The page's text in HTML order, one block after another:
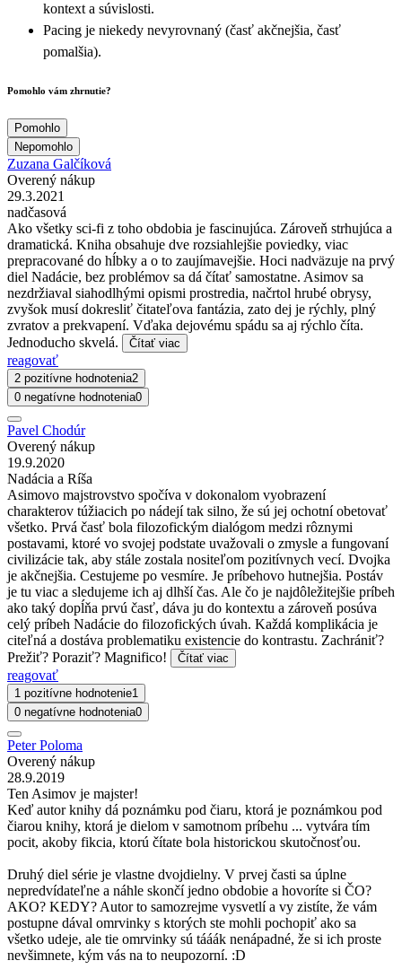
kontext a súvislosti.
Pacing je niekedy nevyrovnaný (časť akčnejšia, časť
pomalšia).
Pomohlo vám zhrnutie?
Pomohlo
Nepomohlo
Zuzana Galčíková
Overený nákup
29.3.2021
nadčasová
Ako všetky sci-fi z toho obdobia je fascinujúca. Zároveň strhujúca a
dramatická. Kniha obsahuje dve rozsiahlejšie poviedky, viac
prepracované do hĺbky a o to zaujímavejšie. Hoci nadväzuje na prvý
diel Nadácie, bez problémov sa dá čítať samostatne. Asimov sa
nezdržiaval siahodlhými opismi prostredia, načrtol hrubé obrysy,
zvyšok musí dokresliť čitateľova fantázia, zato dej je rýchly, plný
zvratov a prekvapení. Vďaka dejovému spádu sa aj rýchlo číta.
Jednoducho skvelá.
Čítať viac
reagovať
2 pozitívne hodnotenia2
0 negatívne hodnotenia0
Pavel Chodúr
Overený nákup
19.9.2020
Nadácia a Ríša
Asimovo majstrovstvo spočíva v dokonalom vyobrazení
charakterov túžiacich po nádejí tak silno, že sú jej ochotní obetovať
všetko. Prvá časť bola filozofickým dialógom medzi rôznymi
postavami, ktoré vo svojej podstate uvažovali o zmysle a fungovaní
civilizácie tak, aby stále zostala nositeľom pozitívnych vecí. Dvojka
je akčnejšia. Cestujeme po vesmíre. Je príbehovo hutnejšia. Postáv
je tu viac a sledujeme ich aj dlhší čas. Ale čo je najdôležitejšie príbeh
ako taký dopĺňa prvú časť, dáva ju do kontextu a zároveň posúva
celý príbeh Nadácie do filozofických úvah. Každá komplikácia je
citeľná a dostáva problematiku existencie do kontrastu. Zachrániť?
Prežiť? Poraziť? Magnifico!
Čítať viac
reagovať
1 pozitívne hodnotenie1
0 negatívne hodnotenia0
Peter Poloma
Overený nákup
28.9.2019
Ten Asimov je majster!
Keď autor knihy dá poznámku pod čiaru, ktorá je poznámkou pod
čiarou knihy, ktorá je dielom v samotnom príbehu ... vytvára tím
pocit, akoby fikcia, ktorú čítate bola historickou skutočnosťou.
Druhý diel série je vlastne dvojdielny. V prvej časti sa úplne
nepredvídateľne a náhle skončí jedno obdobie a hovoríte si ČO?
AKO? KEDY? Autor to samozrejme vysvetlí a vy zistíte, že vám
postupne dával omrvinky s ktorých ste mohli pochopiť ako sa
všetko udeje, ale tie omrvinky sú tááák nenápadné, že si ich proste
nevšimnete, kým vás na to neupozorní. :D